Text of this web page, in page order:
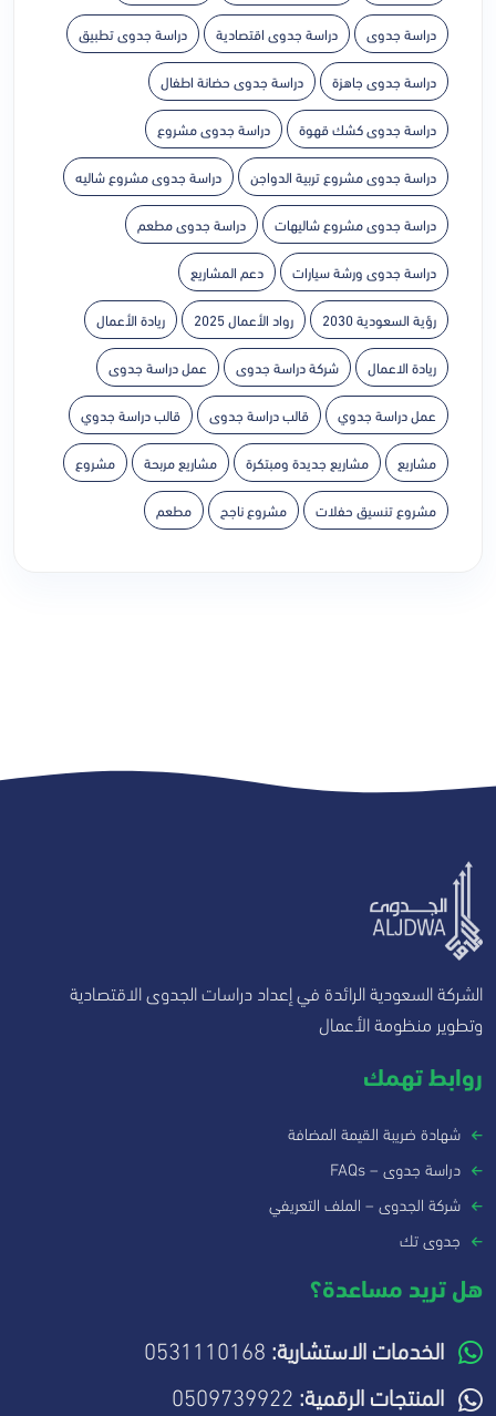
دراسة جدوى دراسة جدوى اقتصادية دراسة جدوى تطبيق
دراسة جدوى جاهزة دراسة جدوى حضانة اطفال
دراسة جدوى كشك قهوة دراسة جدوى مشروع
دراسة جدوى مشروع تربية الدواجن دراسة جدوى مشروع شاليه
دراسة جدوى مشروع شاليهات دراسة جدوى مطعم
دراسة جدوى ورشة سيارات دعم المشاريع
رؤية السعودية 2030 رواد الأعمال 2025 ريادة الأعمال
ريادة الاعمال شركة دراسة جدوى عمل دراسة جدوى
عمل دراسة جدوي قالب دراسة جدوى قالب دراسة جدوي
مشاريع مشاريع جديدة ومبتكرة مشاريع مربحة مشروع
مشروع تنسيق حفلات مشروع ناجح مطعم
الشركة السعودية الرائدة في إعداد دراسات الجدوى الاقتصادية
وتطوير منظومة الأعمال
روابط تهمك
شهادة ضريبة القيمة المضافة
دراسة جدوى – FAQs
شركة الجدوى – الملف التعريفي
جدوى تك
هل تريد مساعدة؟
الخدمات الاستشارية:
المنتجات الرقمية: